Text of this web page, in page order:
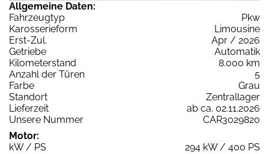
Allgemeine Daten:
Fahrzeugtyp
Pkw
Karosserieform
Limousine
Erst-Zul.
Apr / 2026
Getriebe
Automatik
Kilometerstand
8.000 km
Anzahl der Türen
5
Farbe
Grau
Standort
Zentrallager
Lieferzeit
ab ca. 02.11.2026
Unsere Nummer
CAR3029820
Motor:
kW / PS
294 kW / 400 PS